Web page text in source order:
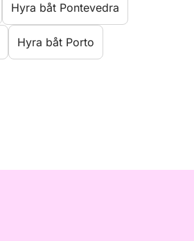
Hyra båt Pontevedra
Hyra båt Porto